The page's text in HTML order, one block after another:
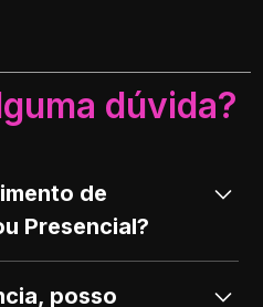
dúvida?
de
Presencial?
posso